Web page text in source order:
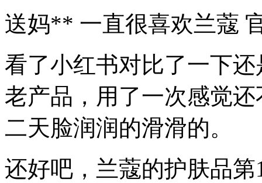
送妈** 一直很喜欢兰蔻
看了小红书对比了一下
老产品，用了一次感觉
二天脸润润的滑滑的。
还好吧，兰蔻的护肤品